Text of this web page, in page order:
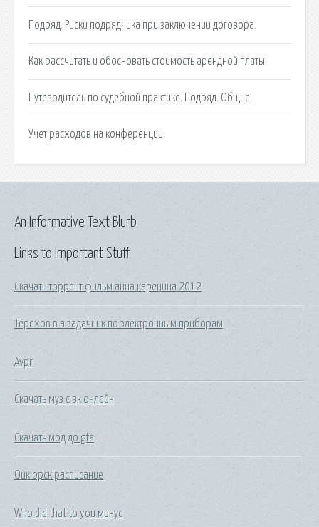
Подряд. Риски подрядчика при заключении договора.
Как рассчитать и обосновать стоимость арендной платы.
Путеводитель по судебной практике. Подряд. Общие.
Учет расходов на конференции.
Links to Important Stuff
Скачать торрент фильм анна каренина 2012
Терехов в а задачник по электронным приборам
Avpr
Скачать муз с вк онлайн
Скачать мод до gta
Оик орск расписание
Who did that to you минус
An Informative Text Blurb